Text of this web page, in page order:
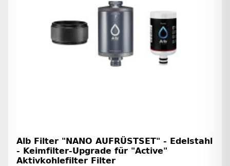
Alb Filter "NANO AUFRÜSTSET" - Edelstahl
- Keimfilter-Upgrade für "Active"
Aktivkohlefilter Filter